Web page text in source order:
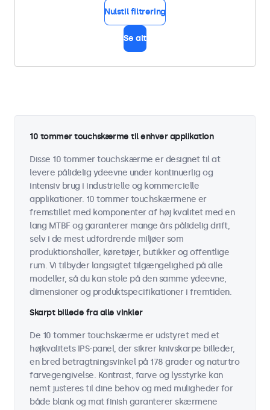
Nulstil filtrering
Se alt
10 tommer touchskærme til enhver applikation
Disse 10 tommer touchskærme er designet til at
levere pålidelig ydeevne under kontinuerlig og
intensiv brug i industrielle og kommercielle
applikationer. 10 tommer touchskærmene er
fremstillet med komponenter af høj kvalitet med en
lang MTBF og garanterer mange års pålidelig drift,
selv i de mest udfordrende miljøer som
produktionshaller, køretøjer, butikker og offentlige
rum. Vi tilbyder langsigtet tilgængelighed på alle
modeller, så du kan stole på den samme ydeevne,
dimensioner og produktspecifikationer i fremtiden.
Skarpt billede fra alle vinkler
De 10 tommer touchskærme er udstyret med et
højkvalitets IPS-panel, der sikrer knivskarpe billeder,
en bred betragtningsvinkel på 178 grader og naturtro
farvegengivelse. Kontrast, farve og lysstyrke kan
nemt justeres til dine behov og med muligheder for
både blank og mat finish garanterer skærmene